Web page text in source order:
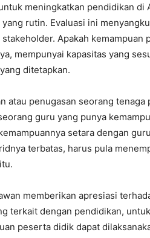
meningkatkan pendidikan di
rutin. Evaluasi ini
Apakah kemampuan
mempunyai kapasitas yang
ditetapkan.
atau penugasan seorang
guru yang punya
setara dengan
terbatas, harus pula
memberikan apresiasi
terkait dengan pendidikan,
peserta didik dapat